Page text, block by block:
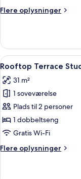
Flere oplysninger
Flere
Studio
Accessible
Indlæs
alle
billeder
af
Rooftop
Terrace
Studio
View
9
Rooftop Terrace
31 m²
1 soveværelse
Plads til 2 personer
1 dobbeltseng
Gratis Wi-Fi
Flere oplysninger
Flere